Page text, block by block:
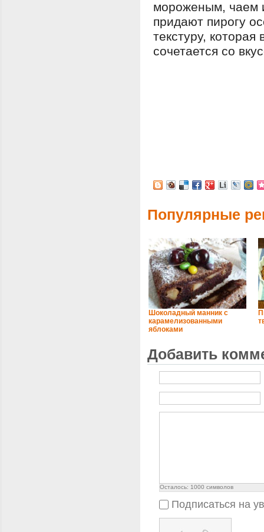
мороженым, чаем
придают пирогу
текстуру,
сочетается со
Популярные
Шоколадный манник с
карамелизованными
яблоками
Добавить
Осталось: 1000 символов
Подписаться на